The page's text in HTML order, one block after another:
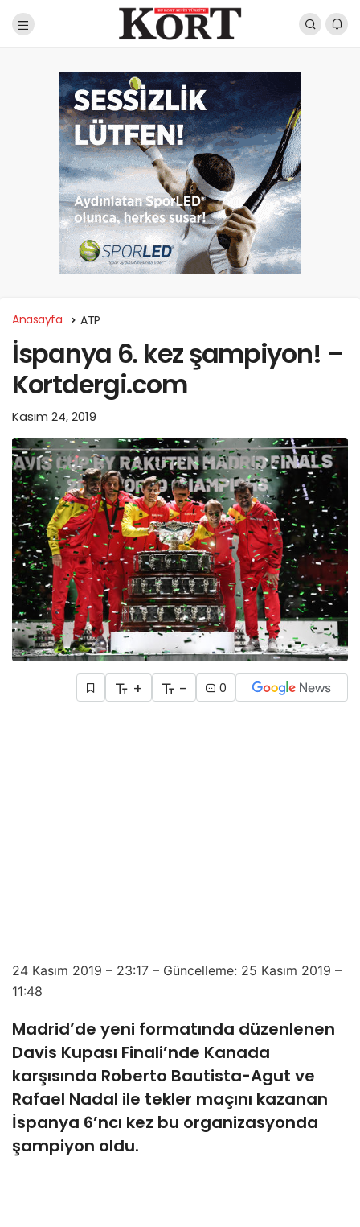
Anasayfa ATP
İspanya 6. kez şampiyon! –
Kortdergi.com
Kasım 24, 2019
+ - 0
24 Kasım 2019 – 23:17 – Güncelleme: 25 Kasım 2019 –
11:48
Madrid’de yeni formatında düzenlenen
Davis Kupası Finali’nde Kanada
karşısında Roberto Bautista-Agut ve
Rafael Nadal ile tekler maçını kazanan
İspanya 6’ncı kez bu organizasyonda
şampiyon oldu.